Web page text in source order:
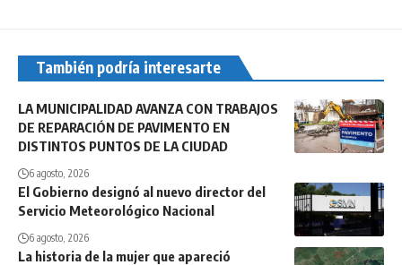
También podría interesarte
LA MUNICIPALIDAD AVANZA CON TRABAJOS
DE REPARACIÓN DE PAVIMENTO EN
DISTINTOS PUNTOS DE LA CIUDAD
6 agosto, 2026
El Gobierno designó al nuevo director del
Servicio Meteorológico Nacional
6 agosto, 2026
La historia de la mujer que apareció